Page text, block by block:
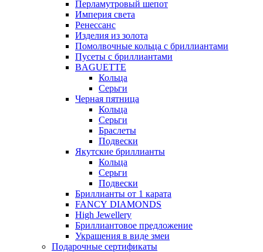
Перламутровый шепот
Империя света
Ренессанс
Изделия из золота
Помолвочные кольца с бриллиантами
Пусеты с бриллиантами
BAGUETTE
Кольца
Серьги
Черная пятница
Кольца
Серьги
Браслеты
Подвески
Якутские бриллианты
Кольца
Серьги
Подвески
Бриллианты от 1 карата
FANCY DIAMONDS
High Jewellery
Бриллиантовое предложение
Украшения в виде змеи
Подарочные сертификаты